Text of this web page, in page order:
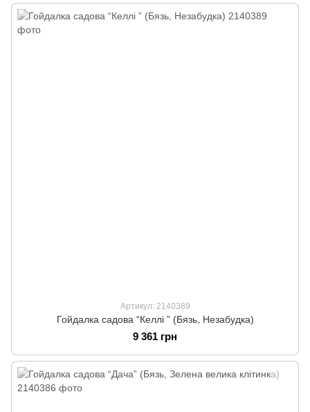
Артикул: 2140389
Гойдалка садова “Келлі ” (Бязь, Незабудка)
9 361 грн